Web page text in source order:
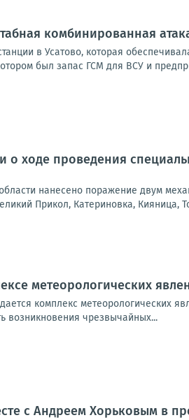
комбинированная
в Усатово, которая
был запас ГСМ для ВСУ и
о ходе проведения
нанесено поражение двум
Прикол, Катериновка, Кияница,
метеорологических
комплекс метеорологических
возникновения чрезвычайных...
с Андреем Хорьковым в